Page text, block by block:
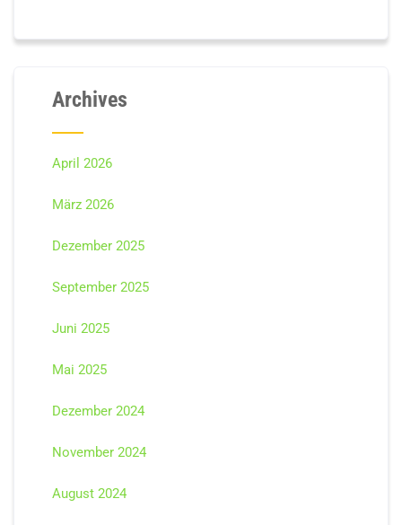
Archives
April 2026
März 2026
Dezember 2025
September 2025
Juni 2025
Mai 2025
Dezember 2024
November 2024
August 2024